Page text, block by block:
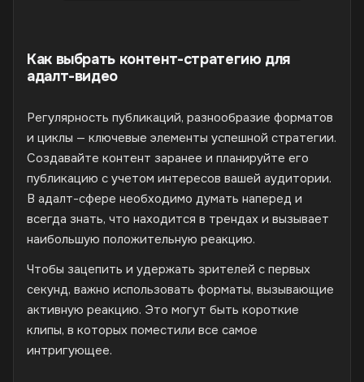
Как выбрать контент-стратегию для
адалт-видео
Регулярность публикаций, разнообразие форматов
и циклы — ключевые элементы успешной стратегии.
Создавайте контент заранее и планируйте его
публикацию с учетом интересов вашей аудитории.
В адалт-сфере необходимо думать наперед и
всегда знать, что находится в трендах и вызывает
наибольшую положительную реакцию.
Чтобы зацепить и удержать зрителей с первых
секунд, важно использовать форматы, вызывающие
активную реакцию. Это могут быть короткие
клипы, в которых поместили все самое
интригующее.